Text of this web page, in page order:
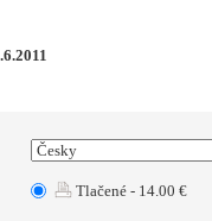
Tlačené - 14.00 €